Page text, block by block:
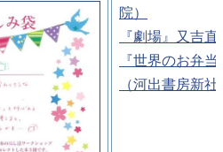
院）
『劇場』又吉
『世界のお弁
（河出書房新社